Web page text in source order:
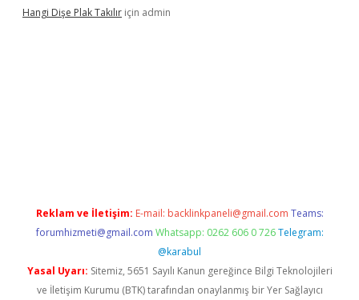
Hangi Dişe Plak Takılır için admin
Reklam ve İletişim: E-mail: backlinkpaneli@gmail.com Teams:
forumhizmeti@gmail.com Whatsapp: 0262 606 0 726 Telegram:
@karabul
Yasal Uyarı: Sitemiz, 5651 Sayılı Kanun gereğince Bilgi Teknolojileri
ve İletişim Kurumu (BTK) tarafından onaylanmış bir Yer Sağlayıcı